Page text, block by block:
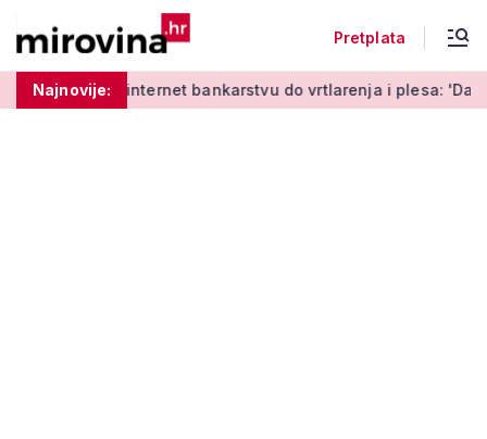
Pretplata
Najnovije:
učenja o internet bankarstvu do vrtlarenja i plesa: 'Da starije